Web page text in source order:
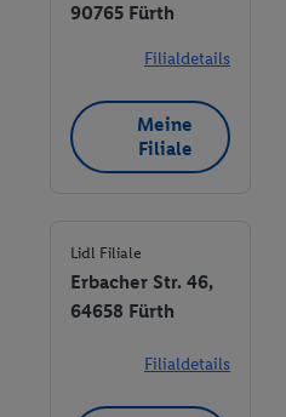
90765 Fürth
Filialdetails
Meine
Filiale
Lidl Filiale
Erbacher Str. 46,
64658 Fürth
Filialdetails